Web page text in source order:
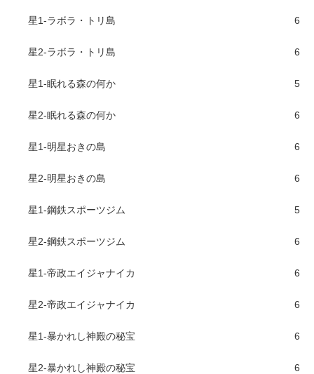
星1-ラボラ・トリ島 6
星2-ラボラ・トリ島 6
星1-眠れる森の何か 5
星2-眠れる森の何か 6
星1-明星おきの島 6
星2-明星おきの島 6
星1-鋼鉄スポーツジム 5
星2-鋼鉄スポーツジム 6
星1-帝政エイジャナイカ 6
星2-帝政エイジャナイカ 6
星1-暴かれし神殿の秘宝 6
星2-暴かれし神殿の秘宝 6